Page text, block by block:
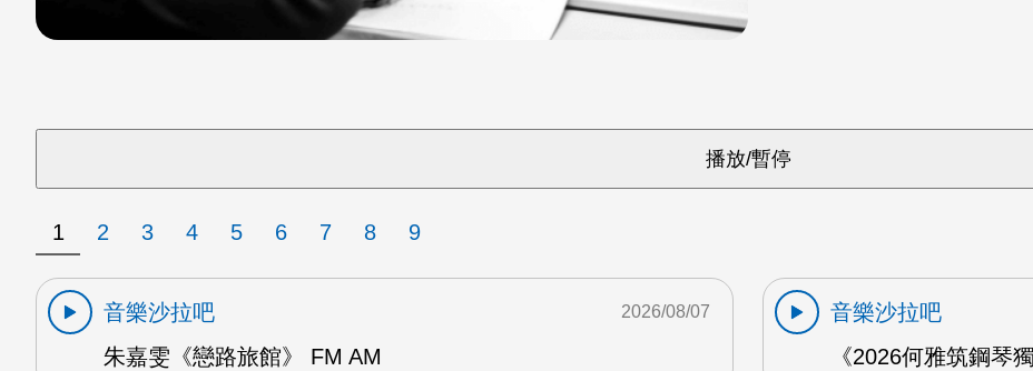
1 2 3 4 5 6 7 8 9
音樂沙拉吧
朱嘉雯《戀路旅館》 FM AM
2026/08/07
音樂沙拉吧
《2026何雅筑鋼琴